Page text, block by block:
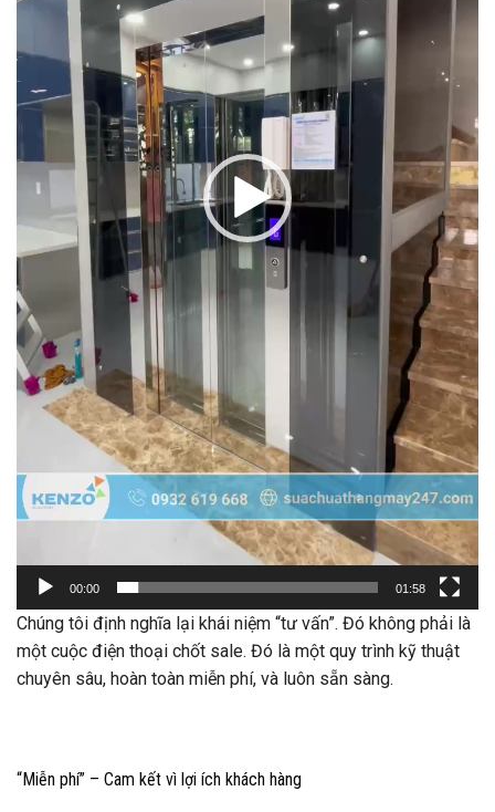
00:00 01:58
Chúng tôi định nghĩa lại khái niệm “tư vấn”. Đó không phải là
một cuộc điện thoại chốt sale. Đó là một quy trình kỹ thuật
chuyên sâu, hoàn toàn miễn phí, và luôn sẵn sàng.
“Miễn phí” – Cam kết vì lợi ích khách hàng